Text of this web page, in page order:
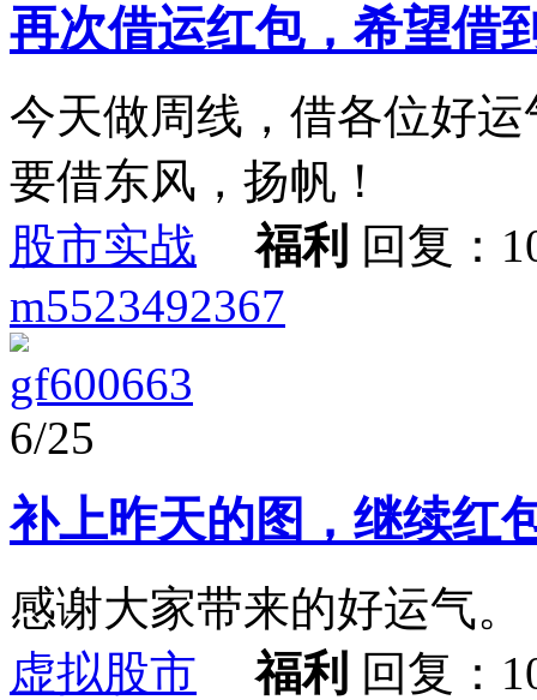
再次借运红包，希望借
今天做周线，借各位好
要借东风，扬帆！
股市实战
福利 回复：
m5523492367
gf600663
6/25
补上昨天的图，继续红
感谢大家带来的好运气。
虚拟股市
福利 回复：